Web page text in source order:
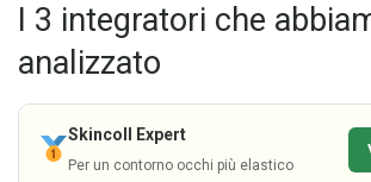
I 3 integratori che
analizzato
Skincoll Expert
Per un contorno occhi più elastico